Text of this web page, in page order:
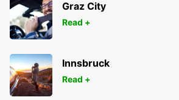
Graz City
Read +
Innsbruck
Read +